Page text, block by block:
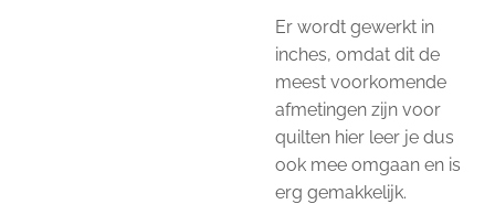
Er wordt gewerkt in
inches, omdat dit de
meest voorkomende
afmetingen zijn voor
quilten hier leer je dus
ook mee omgaan en is
erg gemakkelijk.